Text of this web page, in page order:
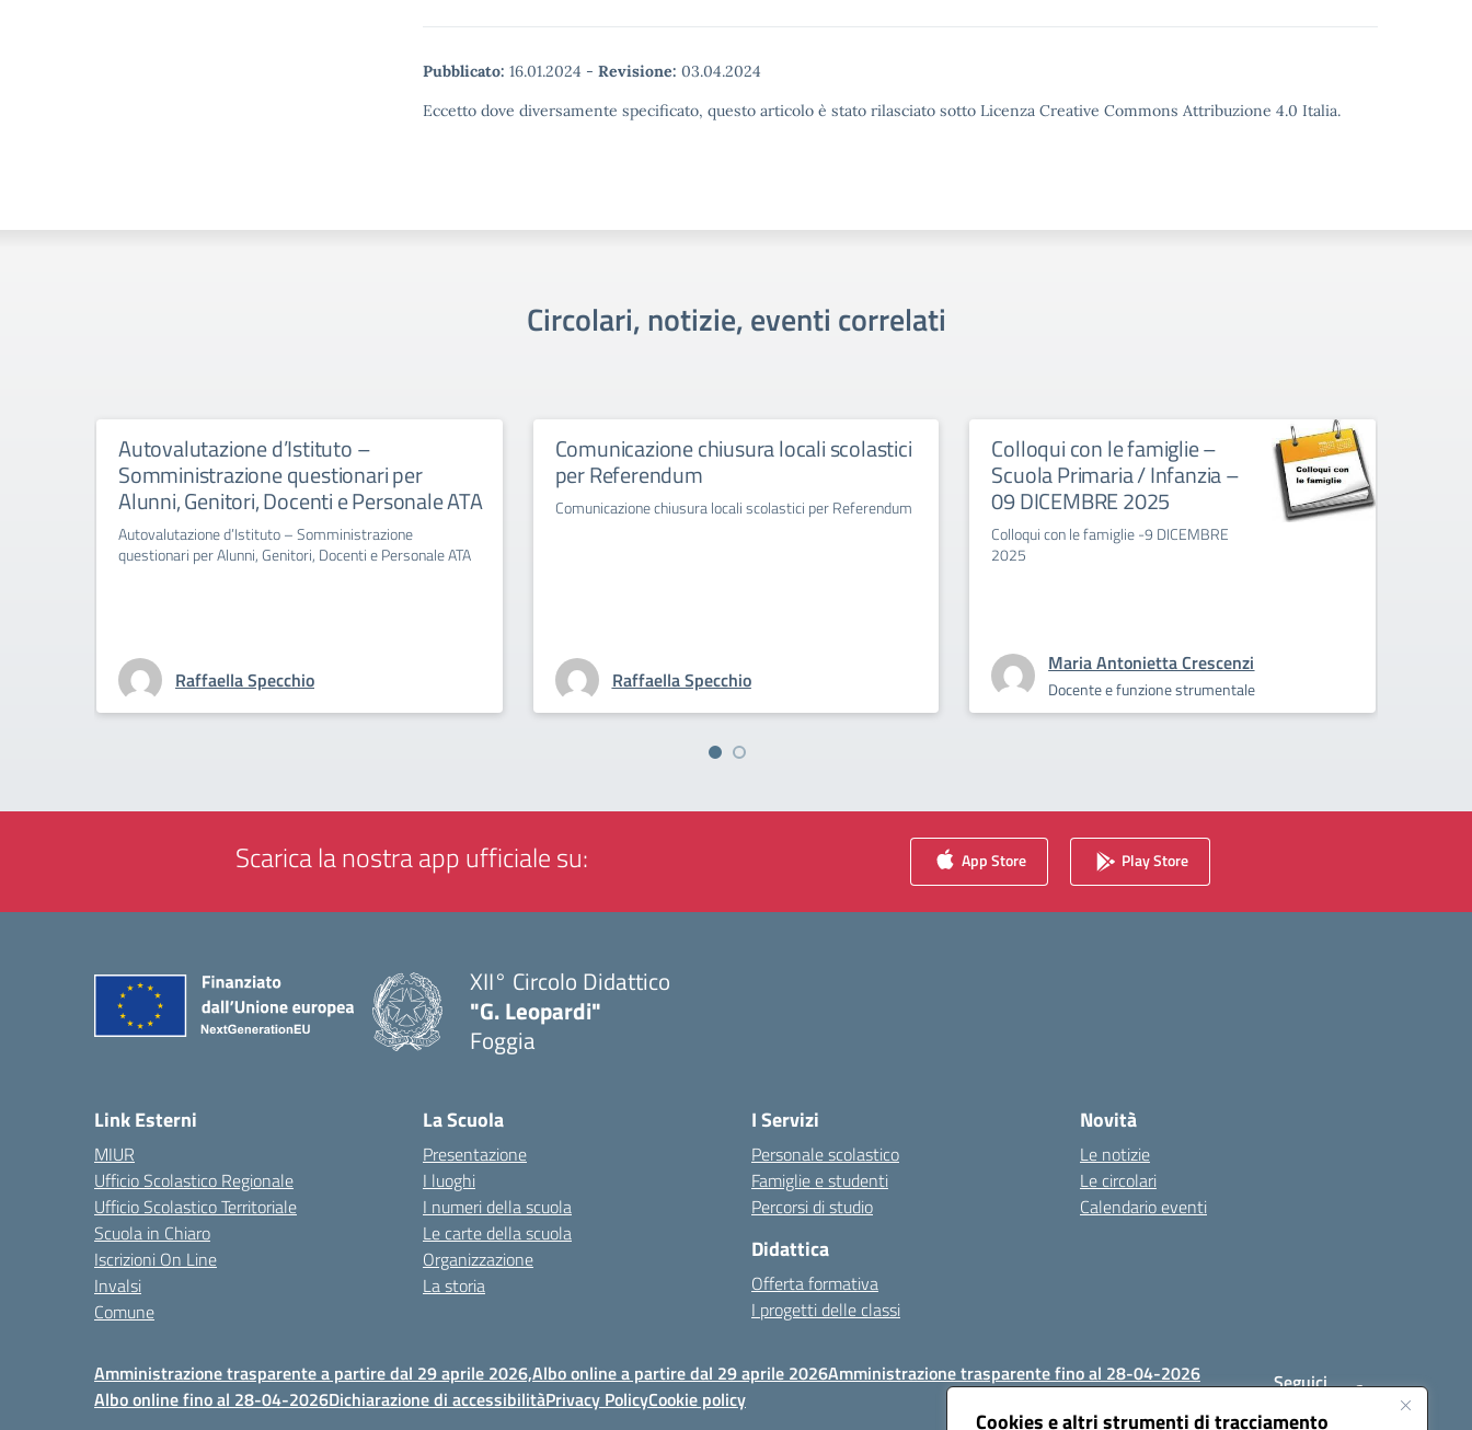
Cookies e altri strumenti di tracciamento
Pubblicato: 16.01.2024 - Revisione: 03.04.2024
Eccetto dove diversamente specificato, questo articolo è stato rilasciato sotto Licenza Creative Commons Attribuzione 4.0 Italia.
Circolari, notizie, eventi correlati
Autovalutazione d’Istituto –
Somministrazione questionari per
Alunni, Genitori, Docenti e Personale ATA
Autovalutazione d’Istituto – Somministrazione
questionari per Alunni, Genitori, Docenti e Personale ATA
Raffaella Specchio
Comunicazione chiusura locali scolastici
per Referendum
Comunicazione chiusura locali scolastici per Referendum
Raffaella Specchio
Colloqui con le famiglie –
Scuola Primaria / Infanzia –
09 DICEMBRE 2025
Colloqui con le famiglie -9 DICEMBRE
2025
Maria Antonietta Crescenzi
Docente e funzione strumentale
Scarica la nostra app ufficiale su: App Store Play Store
XII° Circolo Didattico
"G. Leopardi"
Foggia
Link Esterni
MIUR
Ufficio Scolastico Regionale
Ufficio Scolastico Territoriale
Scuola in Chiaro
Iscrizioni On Line
Invalsi
Comune
La Scuola
Presentazione
I luoghi
I numeri della scuola
Le carte della scuola
Organizzazione
La storia
I Servizi
Personale scolastico
Famiglie e studenti
Percorsi di studio
Didattica
Offerta formativa
I progetti delle classi
Novità
Le notizie
Le circolari
Calendario eventi
Amministrazione trasparente a partire dal 29 aprile 2026,Albo online a partire dal 29 aprile 2026Amministrazione trasparente fino al 28-04-2026
Albo online fino al 28-04-2026Dichiarazione di accessibilitàPrivacy PolicyCookie policy
Seguici